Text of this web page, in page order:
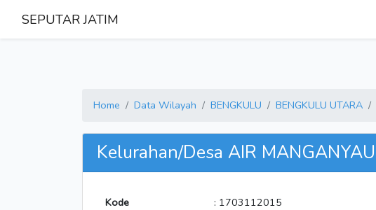
SEPUTAR JATIM
Home Data Wilayah BENGKULU BENGKULU UTARA
Kelurahan/Desa AIR MANGANYAU
Kode
: 1703112015